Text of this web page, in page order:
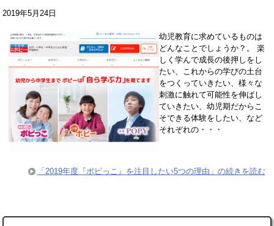
2019年5月24日
幼児教育に求めているものは
どんなことでしょうか？。 楽
しく学んで成長の後押しをし
たい、これからの学びの土台
をつくっていきたい、様々な
刺激に触れて可能性を伸ばし
ていきたい、幼児期だからこ
そできる体験をしたい、など
それぞれの・・・
「2019年度『ポピっこ』を注目したい5つの理由」の続きを読む